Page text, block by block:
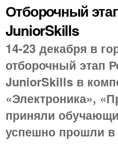
Отборочный
JuniorSkills
14-23 декабря в
отборочный этап
JuniorSkills в
«Электроника»,
приняли
успешно прошли в